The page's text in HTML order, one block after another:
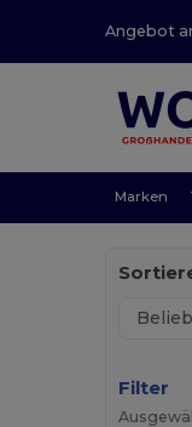
Angebot
Marken
Filter